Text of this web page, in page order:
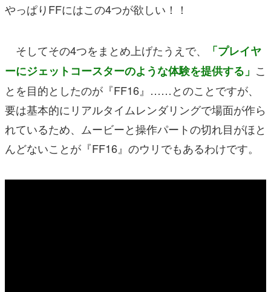
やっぱりFFにはこの4つが欲しい！！
そしてその4つをまとめ上げたうえで、
「プレイヤ
ーにジェットコースターのような体験を提供する」 こ
とを目的としたのが『FF16』……とのことですが、
要は基本的にリアルタイムレンダリングで場面が作ら
れているため、ムービーと操作パートの切れ目がほと
んどないことが『FF16』のウリでもあるわけです。